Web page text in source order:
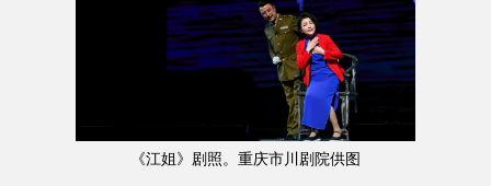
《江姐》剧照。重庆市川剧院供图